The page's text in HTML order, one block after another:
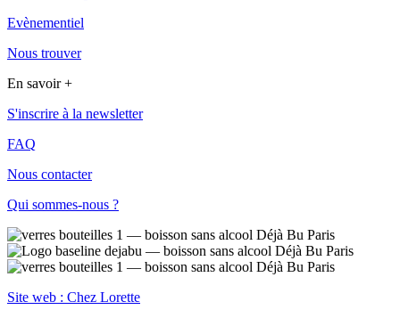
Evènementiel
Nous trouver
En savoir +
S'inscrire à la newsletter
FAQ
Nous contacter
Qui sommes-nous ?
Site web : Chez Lorette